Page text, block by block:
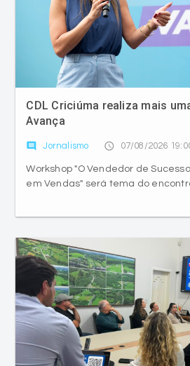
CDL Criciúma realiza mais
Avança
comment Jornalismo access_time 07/08/2026
Workshop "O Vendedor de
em Vendas" será tema do